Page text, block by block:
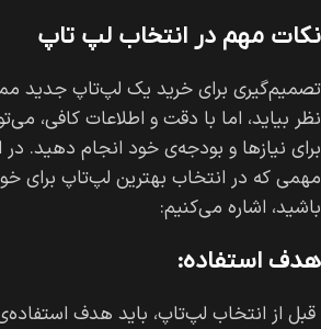
نکات مهم در انتخاب لپ تاپ
تصمیم‌گیری برای خرید یک لپ‌تاپ
نظر بیاید، اما با دقت و اطلاعات کافی،
برای نیازها و بودجه‌ی خود انجام دهید. در
مهمی که در انتخاب بهترین لپ‌تاپ برای
باشید، اشاره می‌کنیم:
هدف استفاده:
قبل از انتخاب لپ‌تاپ، باید هدف